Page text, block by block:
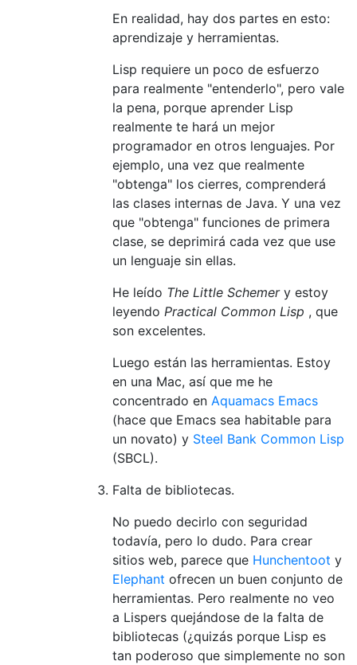
En realidad, hay dos partes en esto:
aprendizaje y herramientas.
Lisp requiere un poco de esfuerzo
para realmente "entenderlo", pero vale
la pena, porque aprender Lisp
realmente te hará un mejor
programador en otros lenguajes. Por
ejemplo, una vez que realmente
"obtenga" los cierres, comprenderá
las clases internas de Java. Y una vez
que "obtenga" funciones de primera
clase, se deprimirá cada vez que use
un lenguaje sin ellas.
He leído The Little Schemery estoy
leyendo Practical Common Lisp , que
son excelentes.
Luego están las herramientas. Estoy
en una Mac, así que me he
concentrado en Aquamacs Emacs
(hace que Emacs sea habitable para
un novato) y Steel Bank Common Lisp
(SBCL).
Falta de bibliotecas.
No puedo decirlo con seguridad
todavía, pero lo dudo. Para crear
sitios web, parece que Hunchentoot y
Elephant ofrecen un buen conjunto de
herramientas. Pero realmente no veo
a Lispers quejándose de la falta de
bibliotecas (¿quizás porque Lisp es
tan poderoso que simplemente no son